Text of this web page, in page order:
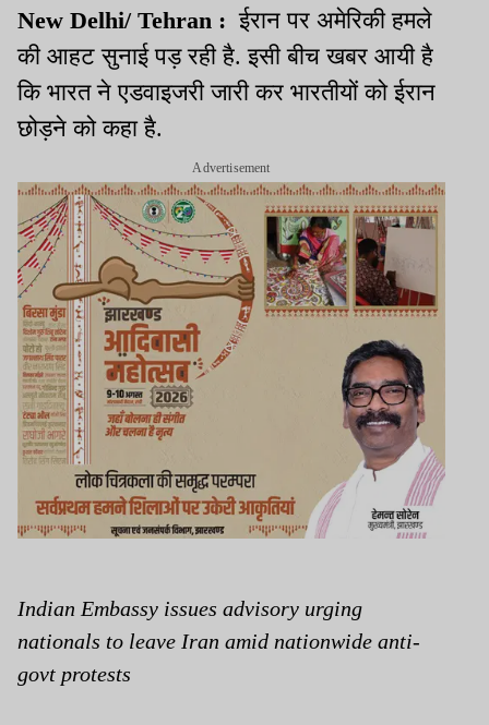
New Delhi/ Tehran : ईरान पर अमेरिकी हमले
की आहट सुनाई पड़ रही है. इसी बीच खबर आयी है
कि भारत ने एडवाइजरी जारी कर भारतीयों को ईरान
छोड़ने को कहा है.
Advertisement
Indian Embassy issues advisory urging
nationals to leave Iran amid nationwide anti-
govt protests